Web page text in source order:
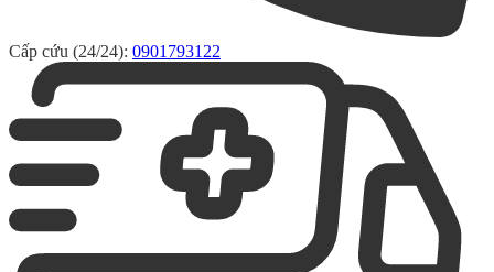
Cấp cứu (24/24): 0901793122